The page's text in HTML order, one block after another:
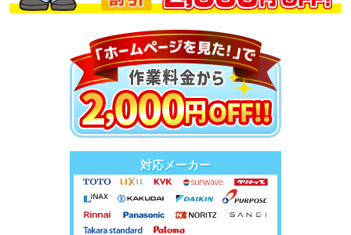
対応メーカー